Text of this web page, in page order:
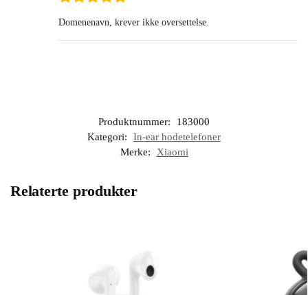
Domenenavn, krever ikke oversettelse.
Produktnummer:
183000
Kategori:
In-ear hodetelefoner
Merke:
Xiaomi
Relaterte produkter